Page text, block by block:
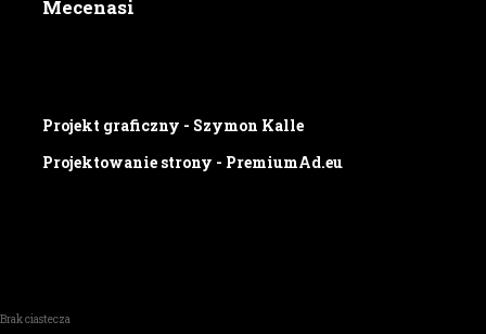
Mecenasi
Projekt graficzny - Szymon Kalle
Projektowanie strony - PremiumAd.eu
Brak ciastecza